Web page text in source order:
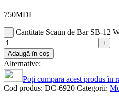
750MDL
Cantitate Scaun de Bar SB-12
Adaugă în coș
Alternative:
Poți cumpara acest produs în
Cod produs: DC-6920 Categorii: